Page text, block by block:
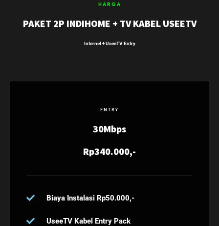
HARGA
PAKET 2P INDIHOME + TV KABEL USEETV
Internet + UseeTV Entry
ENTRY
30Mbps
Rp340.000,-
Biaya Instalasi Rp50.000,-
UseeTV Kabel Entry Pack